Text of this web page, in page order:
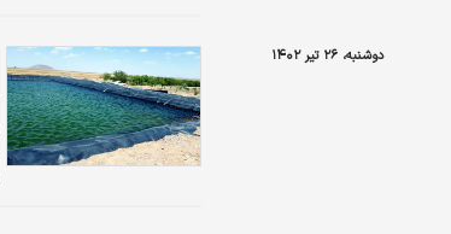
دوشنبه، ۲۶ تیر ۱۴۰۲